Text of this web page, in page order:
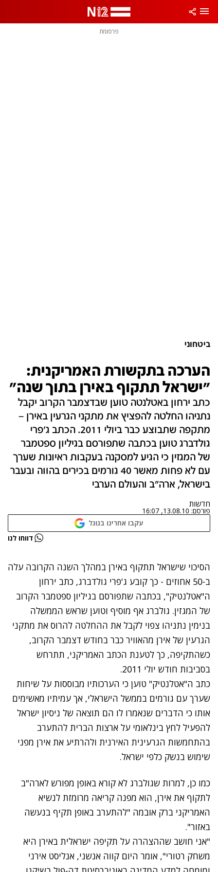
פרסומת
ביטחוני
הערכה בתקשורת האמריקנית:
"ישראל תתקוף באירן בתוך שנה"
כתב ירחון באטלנטה טוען שבדצמבר הקרוב יקבל
נתניהו החלטה להפציץ את מתקני הגרעין באירן –
מתקפה שתבוצע כבר ביולי 2011. הכתב ג'פרי
גולדברג טוען בכתבה שתפורסם בגיליון ספטמבר
של המגזין כי הגיע למסקנה בעקבות ראיונות שערך
עם לא פחות מאשר 40 גורמים בכירים בהווה ובעבר
בישראל, ארה"ב והעולם הערבי
חדשות
פורסם: 13.08.10, 16:07
עקבו אחרינו בגוגל
נתקלנו בבעיה דווחו לנו
הסיכוי שישראל תתקוף באירן במהלך השנה הקרובה עלה
ב-50 אחוזים - כך קובע ג'פרי גולדברג, כתב ירחון
ה"אטלנטיק", בכתבה שתפורסם בגיליון ספטמבר הקרוב
של המגזין. גולברג אף מוסיף וטוען שראש הממשלה
בנימין נתניהו צפוי לקבל את ההחלטה להרוס את מתקני
הגרעין של אירן מהאוויר כבר בחודש דצמבר הקרוב,
כשהתקיפה, כך לטענת הכתב האמריקני, תתרחש
בסביבות חודש יולי 2011.
כתב ה"אטלנטיק" טוען כי הערכותיו מבוססות על שיחות
שערך עם גורמים בממשל הישראלי, אך עמיתיו מאשימים
אותו כי הדברים שנאמרו לו הם תוצאה של ניסיון ישראל
להפעיל לחץ בינלאומי על ארצות הברית להתערב
בהתחמשות הגרעינית האירנית ולהרתיע את אירן מפני
שימוש בנשק כלפי ישראל.
כמו כן, למרות שגולברג לא קורא באופן מפורש לארה"ב
לתקוף את אירן, הוא מפנה קריאה מרומזת לנשיא
האמריקני ברק אובמה "להתערב באופן תקיף בנעשה
באזור".
"אני חושב שההצהרה על תקיפה ישראלית באירן היא
משחק רטורי", אומר היום קווה אנשני, אנליסט אירני